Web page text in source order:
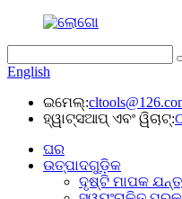
English
ଇମେଲ୍:
ହ୍ୱାଟ୍ସଆପ୍ ଏବଂ ୱିଚାଟ୍:
ଘର
ଉତ୍ପାଦଗୁଡ଼ିକ
ଦୃଷ୍ଟି ମାପକ